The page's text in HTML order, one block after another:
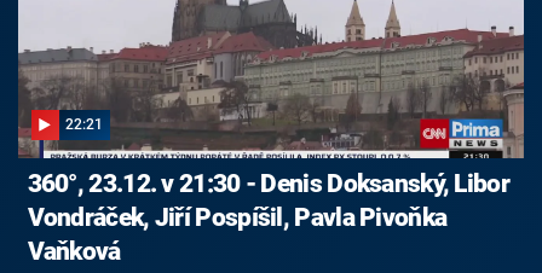
22:21
360°, 23.12. v 21:30 - Denis Doksanský, Libor
Vondráček, Jiří Pospíšil, Pavla Pivoňka
Vaňková